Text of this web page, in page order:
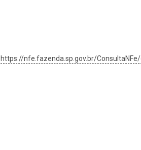
https://nfe.fazenda.sp.gov.br/